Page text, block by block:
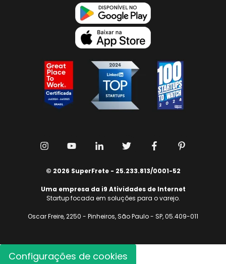
© 2026 SuperFrete - 25.233.813/0001-52
Uma empresa da i9 Atividades de Internet
Startup focada em soluções para o varejo.
Oscar Freire, 2250 - Pinheiros, São Paulo - SP, 05.409-011
Configurações de cookies